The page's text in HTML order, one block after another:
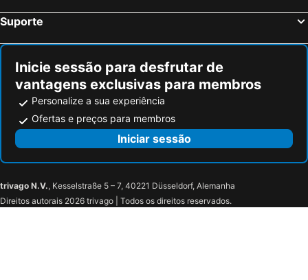
Suporte
Inicie sessão para desfrutar de
vantagens exclusivas para membros
Personalize a sua experiência
Ofertas e preços para membros
Iniciar sessão
trivago N.V., Kesselstraße 5 – 7, 40221 Düsseldorf, Alemanha
Direitos autorais 2026 trivago | Todos os direitos reservados.